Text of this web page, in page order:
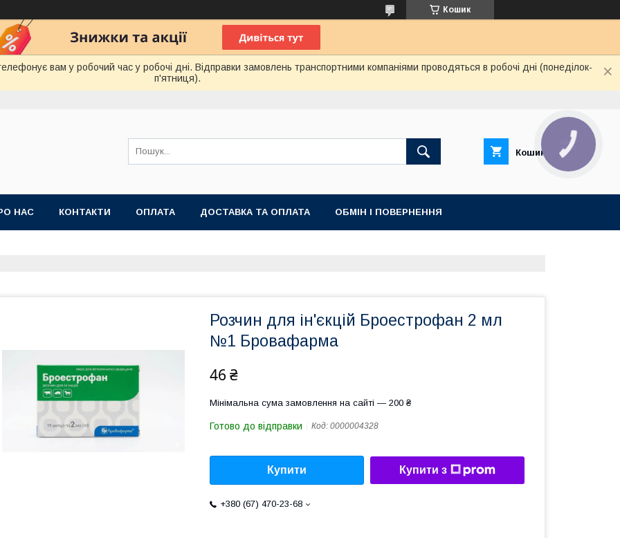
Кошик
вам у робочий час у робочі дні. Відправки замовлень транспортними компаніями проводяться в робочі дні (понеділок-
п'ятниця).
Кошик
НАС КОНТАКТИ ОПЛАТА ДОСТАВКА ТА ОПЛАТА ОБМІН І ПОВЕРНЕННЯ
Розчин для ін'єкцій Броестрофан 2 мл
№1 Бровафарма
46 ₴
Мінімальна сума замовлення на сайті — 200 ₴
Готово до відправки Код: 0000004328
Купити Купити з
+380 (67) 470-23-68
КНОПКА
ЗВ'ЯЗКУ